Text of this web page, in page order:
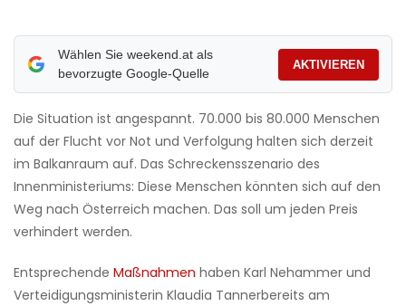
Wählen Sie weekend.at als
bevorzugte Google-Quelle
AKTIVIEREN
Die Situation ist angespannt. 70.000 bis 80.000 Menschen
auf der Flucht vor Not und Verfolgung halten sich derzeit
im Balkanraum auf. Das Schreckensszenario des
Innenministeriums: Diese Menschen könnten sich auf den
Weg nach Österreich machen. Das soll um jeden Preis
verhindert werden.
Entsprechende Maßnahmen haben Karl Nehammer und
Verteidigungsministerin Klaudia Tannerbereits am